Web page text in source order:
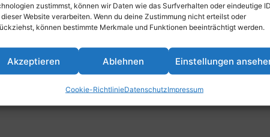
zustimmst, können wir Daten wie das Surfverhalten oder eindeutige
Website verarbeiten. Wenn du deine Zustimmung nicht erteilst oder
können bestimmte Merkmale und Funktionen beeinträchtigt werden.
Akzeptieren Ablehnen Einstellungen
Cookie-RichtlinieDatenschutzImpressum